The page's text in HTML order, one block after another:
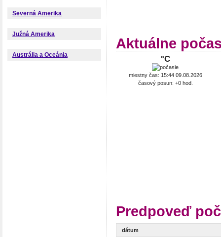
Severná Amerika
Južná Amerika
Austrália a Oceánia
Aktuálne
°C
miestny čas: 15:44 09.08.2026
časový posun: +0 hod.
Predpoveď
dátum